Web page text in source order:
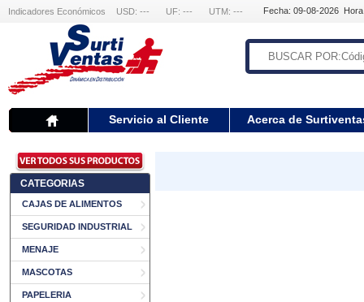
Indicadores Económicos USD: --- UF: --- UTM: --- Fecha: 09-08-2026
Servicio al Cliente Acerca de
CATEGORIAS
CAJAS DE ALIMENTOS
SEGURIDAD INDUSTRIAL
MENAJE
MASCOTAS
PAPELERIA